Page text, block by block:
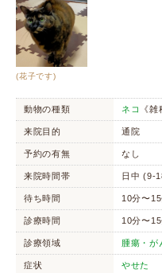
(花子です)
動物の種類 ネコ 《
来院目的 通院
予約の有無 なし
来院時間帯 日中 (9-
待ち時間 10分〜
診療時間 10分〜
診療領域 腫瘍・が
症状 やせた